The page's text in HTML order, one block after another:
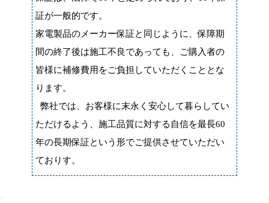
証が一般的です。
家電製品のメーカー保証と同じように、保障期
間の終了後は施工不良であっても、ご購入者の
皆様に補修費用をご負担していただくこととな
ります。
弊社では、お客様に末永く安心して暮らしてい
ただけるよう、施工品質に対する自信を最長60
年の長期保証という形でご提供させていただい
ておりす。